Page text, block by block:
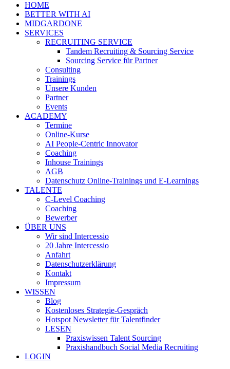
HOME
BETTER WITH AI
MIDGARDONE
SERVICES
RECRUITING SERVICE
Tandem Recruiting & Sourcing Service
Sourcing Service für Partner
Consulting
Trainings
Unsere Kunden
Partner
Events
ACADEMY
Termine
Online-Kurse
AI People-Centric Innovator
Coaching
Inhouse Trainings
AGB
Datenschutz Online-Trainings und E-Learnings
TALENTE
C-Level Coaching
Coaching
Bewerber
ÜBER UNS
Wir sind Intercessio
20 Jahre Intercessio
Anfahrt
Datenschutzerklärung
Kontakt
Impressum
WISSEN
Blog
Kostenloses Strategie-Gespräch
Hotspot Newsletter für Talentfinder
LESEN
Praxiswissen Talent Sourcing
Praxishandbuch Social Media Recruiting
LOGIN